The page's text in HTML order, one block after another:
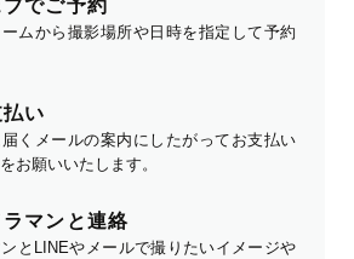
でご予約
ムから撮影場所や日時を指定して予約
い
くメールの案内にしたがってお支払い
お願いいたします。
マンと連絡
とLINEやメールで撮りたいイメージや